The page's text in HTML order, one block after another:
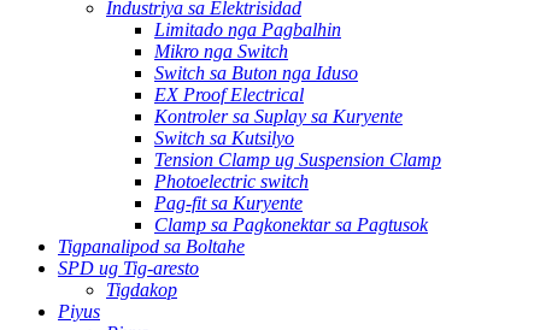
Industriya sa Elektrisidad
Limitado nga Pagbalhin
Mikro nga Switch
Switch sa Buton nga Iduso
EX Proof Electrical
Kontroler sa Suplay sa Kuryente
Switch sa Kutsilyo
Tension Clamp ug Suspension Clamp
Photoelectric switch
Pag-fit sa Kuryente
Clamp sa Pagkonektar sa Pagtusok
Tigpanalipod sa Boltahe
SPD ug Tig-aresto
Tigdakop
Piyus